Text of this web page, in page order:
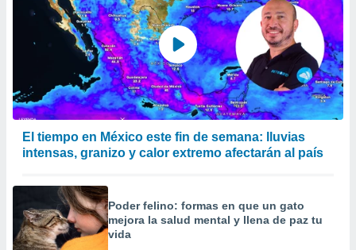
El tiempo en México este fin de semana: lluvias
intensas, granizo y calor extremo afectarán al país
Poder felino: formas en que un gato
mejora la salud mental y llena de paz tu
vida